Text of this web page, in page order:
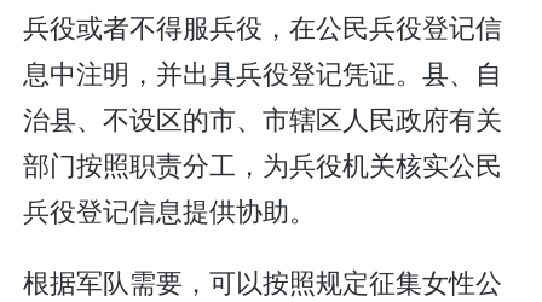
兵役或者不得服兵役，在公民兵役登记信
息中注明，并出具兵役登记凭证。县、自
治县、不设区的市、市辖区人民政府有关
部门按照职责分工，为兵役机关核实公民
兵役登记信息提供协助。
根据军队需要，可以按照规定征集女性公